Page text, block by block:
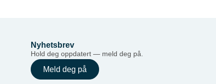
Nyhetsbrev
Hold deg oppdatert — meld deg på.
Meld deg på